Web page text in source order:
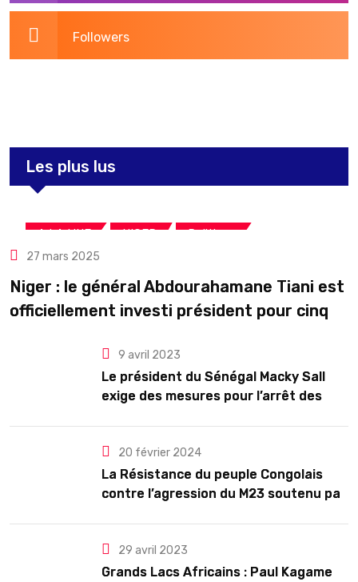
Followers
Les plus lus
A LA UNE NIGER Politique
27 mars 2025
Niger : le général Abdourahamane Tiani est
officiellement investi président pour cinq
9 avril 2023
Le président du Sénégal Macky Sall
exige des mesures pour l’arrêt des
20 février 2024
La Résistance du peuple Congolais
contre l’agression du M23 soutenu par
29 avril 2023
Grands Lacs Africains : Paul Kagame